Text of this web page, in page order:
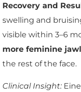
Recovery and
swelling and
visible within 3–6
more feminine
the rest of the face.
Clinical Insight: